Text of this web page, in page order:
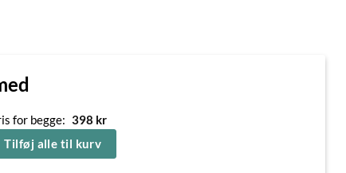
for begge: 398 kr
Tilføj alle til kurv